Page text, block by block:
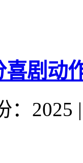
喜剧动
：2025 |